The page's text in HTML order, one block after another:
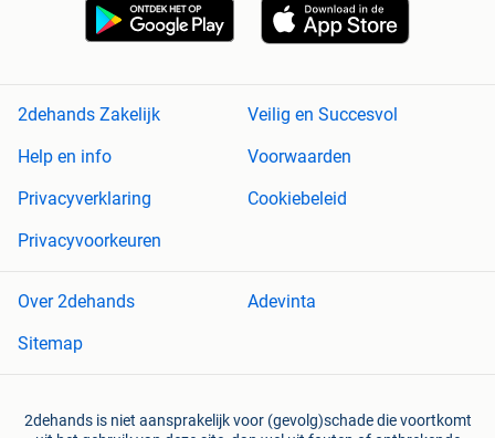
2dehands Zakelijk
Veilig en Succesvol
Help en info
Voorwaarden
Privacyverklaring
Cookiebeleid
Privacyvoorkeuren
Over 2dehands
Adevinta
Sitemap
2dehands is niet aansprakelijk voor (gevolg)schade die voortkomt